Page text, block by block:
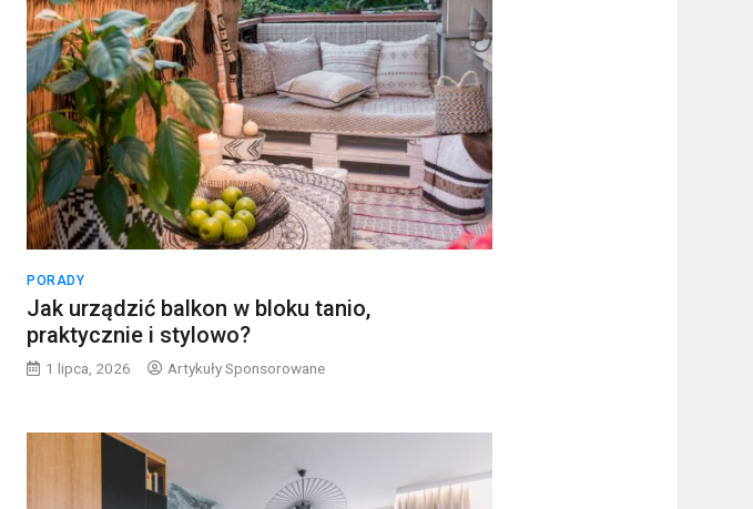
PORADY
Jak urządzić balkon w bloku tanio,
praktycznie i stylowo?
1 lipca, 2026 Artykuły Sponsorowane